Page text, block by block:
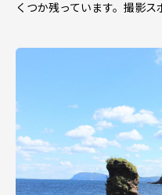
くつか残っています。撮影ス